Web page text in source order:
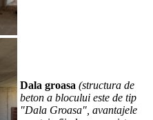
Dala groasa (structura de
beton a blocului este de tip
"Dala Groasa", avantajele